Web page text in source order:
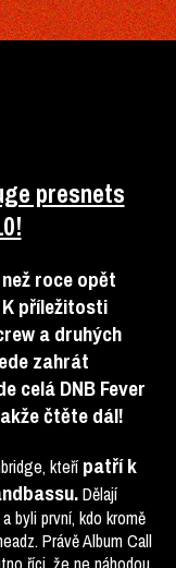
presnets
roce opět
příležitosti
a druhých
zahrát
celá DNB Fever
čtěte dál!
kteří patří k
Dělají
byli první, kdo kromě
Právě Album Call